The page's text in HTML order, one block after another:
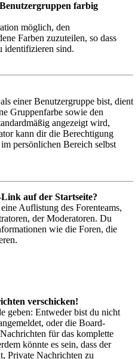
farbig
möglich, den
Farben zuzuteilen, so dass
identifizieren sind.
einer Benutzergruppe bist, dient
Gruppenfarbe sowie den
angezeigt wird,
kann dir die Berechtigung
persönlichen Bereich selbst
Link auf der Startseite?
Auflistung des Forenteams,
der Moderatoren. Du
wie die Foren, die
verschicken!
geben: Entweder bist du nicht
oder die Board-
für das komplette
könnte es sein, dass der
Private Nachrichten zu